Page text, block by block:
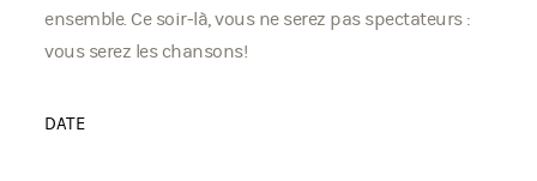
ensemble. Ce soir-là, vous ne serez pas spectateurs :
vous serez les chansons!
DATE